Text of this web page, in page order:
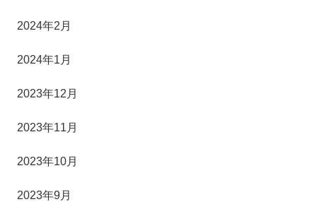
2024年2月
2024年1月
2023年12月
2023年11月
2023年10月
2023年9月